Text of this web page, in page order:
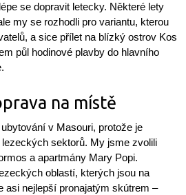
se dopravit letecky. Některé lety
my se rozhodli pro variantu, kterou
a sice přílet na blízký ostrov Kos
půl hodinové plavby do hlavního
na místě
v Masouri, protože je
sektorů. My jsme zvolili
a apartmány Mary Popi.
oblastí, kterých jsou na
asi nejlepší pronajatým skútrem –